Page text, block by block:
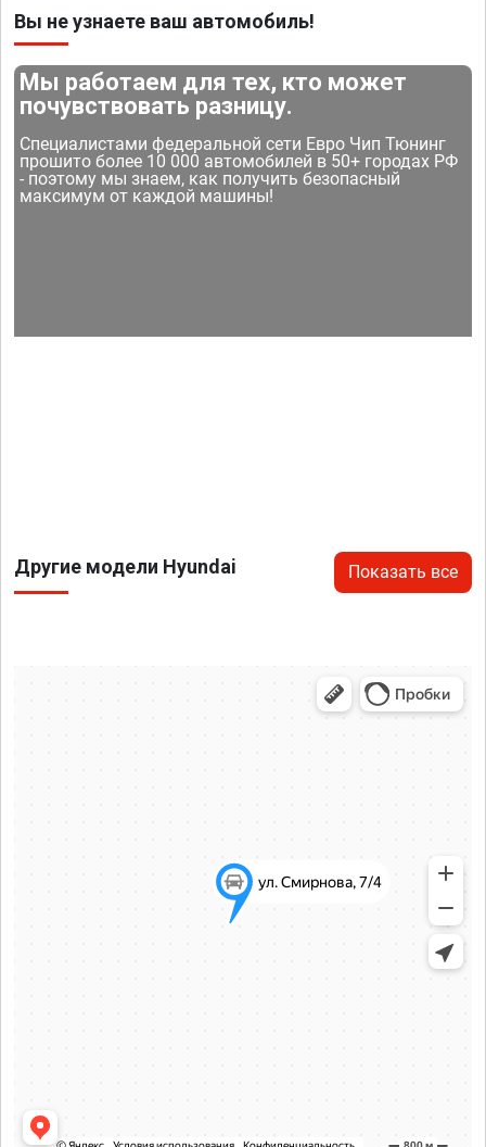
Вы не узнаете ваш автомобиль!
Мы работаем для тех, кто может
почувствовать разницу.
Специалистами федеральной сети Евро Чип Тюнинг
прошито более 10 000 автомобилей в 50+ городах РФ
- поэтому мы знаем, как получить безопасный
максимум от каждой машины!
Другие модели Hyundai Показать все